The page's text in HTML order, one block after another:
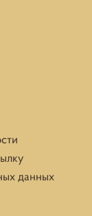
данных